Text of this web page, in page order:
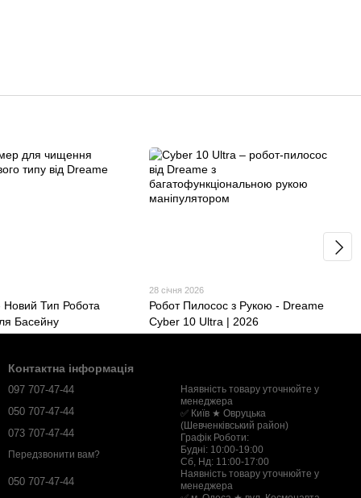
Новий Тип Робота
Басейну
28 січня 2026
Робот Пилосос з Рукою - Dreame
Cyber 10 Ultra | 2026
Контактна інформація
097 707-47-44
050 707-47-44
073 707-47-44
Передзвонити вам?
050 707-47-44
Наявність товару уточнюйте у
менеджера
✅ Київ ★ Овруцька
(Шевченківський район)
Графік Роботи:
Будні: 10:00-19:00
Сб, Нд: 11:00-17:00
Наявність товару уточнюйте у
менеджера